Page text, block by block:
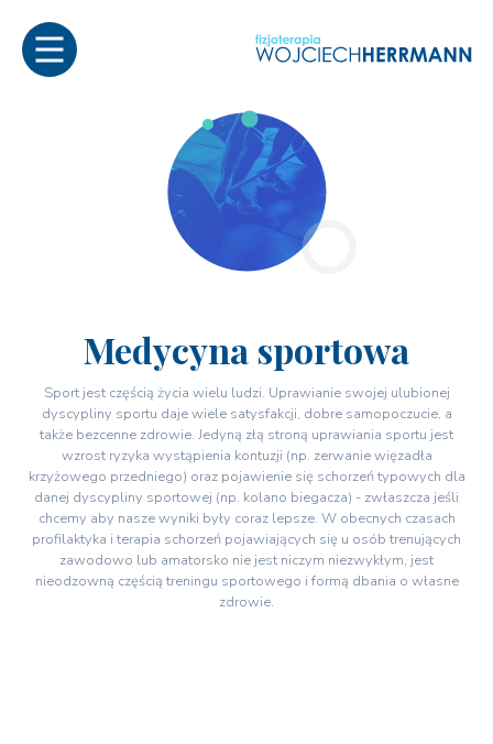
Medycyna sportowa
Sport jest częścią życia wielu ludzi. Uprawianie swojej ulubionej
dyscypliny sportu daje wiele satysfakcji, dobre samopoczucie, a
także bezcenne zdrowie. Jedyną złą stroną uprawiania sportu jest
wzrost ryzyka wystąpienia kontuzji (np. zerwanie więzadła
krzyżowego przedniego) oraz pojawienie się schorzeń typowych dla
danej dyscypliny sportowej (np. kolano biegacza) - zwłaszcza jeśli
chcemy aby nasze wyniki były coraz lepsze. W obecnych czasach
profilaktyka i terapia schorzeń pojawiających się u osób trenujących
zawodowo lub amatorsko nie jest niczym niezwykłym, jest
nieodzowną częścią treningu sportowego i formą dbania o własne
zdrowie.